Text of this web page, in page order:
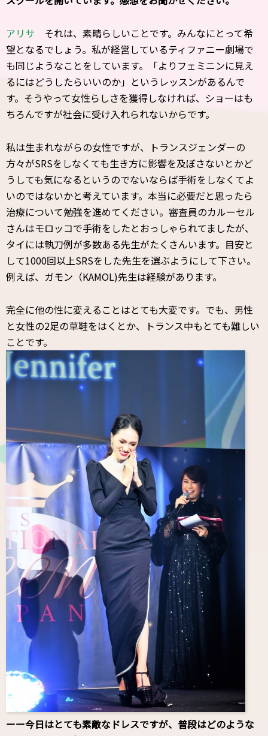
アリサ それは、素晴らしいことです。みんなにとって希
望となるでしょう。私が経営しているティファニー劇場で
も同じようなことをしています。「よりフェミニンに見え
るにはどうしたらいいのか」というレッスンがあるんで
す。そうやって女性らしさを獲得しなければ、ショーはも
ちろんですが社会に受け入れられないからです。
私は生まれながらの女性ですが、トランスジェンダーの
方々がSRSをしなくても生き方に影響を及ぼさないとかど
うしても気になるというのでないならば手術をしなくてよ
いのではないかと考えています。本当に必要だと思ったら
治療について勉強を進めてください。審査員のカルーセル
さんはモロッコで手術をしたとおっしゃられてましたが、
タイには執刀例が多数ある先生がたくさんいます。目安と
して1000回以上SRSをした先生を選ぶようにして下さい。
例えば、ガモン（KAMOL)先生は経験があります。
完全に他の性に変えることはとても大変です。でも、男性
と女性の2足の草鞋をはくとか、トランス中もとても難しい
ことです。
ーー今日はとても素敵なドレスですが、普段はどのような